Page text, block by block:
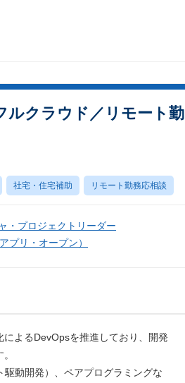
ルクラウド／リモート勤
社宅・住宅補助 リモート勤務応相談
・プロジェクトリーダー
プリ・オープン）
よるDevOpsを推進しており、開発
動開発）、ペアプログラミングな